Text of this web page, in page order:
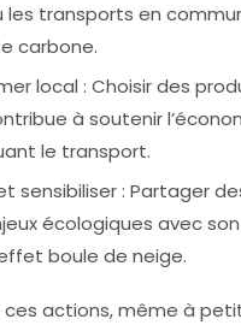
les transports en
carbone.
local : Choisir des
à soutenir
le transport.
sensibiliser: Partager
écologiques avec
boule de neige.
actions, même à